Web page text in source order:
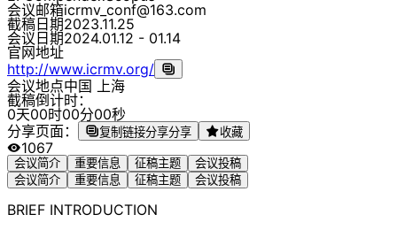
会议邮箱icrmv_conf@163.com
截稿日期2023.11.25
会议日期2024.01.12 - 01.14
官网地址
http://www.icrmv.org/
会议地点中国 上海
截稿倒计时：
0天00时00分00秒
分享页面：
复制链接分享分享 收藏
1067
会议简介 重要信息 征稿主题
会议投稿
会议简介
重要信息 征稿主题 会议投稿
BRIEF INTRODUCTION